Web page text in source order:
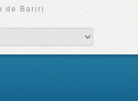
de Bariri